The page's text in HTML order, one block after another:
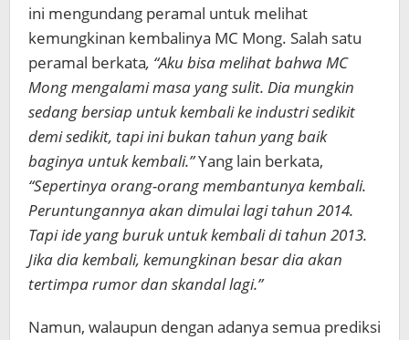
ini mengundang peramal untuk melihat
kemungkinan kembalinya MC Mong. Salah satu
peramal berkata, “Aku bisa melihat bahwa MC
Mong mengalami masa yang sulit. Dia mungkin
sedang bersiap untuk kembali ke industri sedikit
demi sedikit, tapi ini bukan tahun yang baik
baginya untuk kembali.”Yang lain berkata,
“Sepertinya orang-orang membantunya kembali.
Peruntungannya akan dimulai lagi tahun 2014.
Tapi ide yang buruk untuk kembali di tahun 2013.
Jika dia kembali, kemungkinan besar dia akan
tertimpa rumor dan skandal lagi.”
Namun, walaupun dengan adanya semua prediksi